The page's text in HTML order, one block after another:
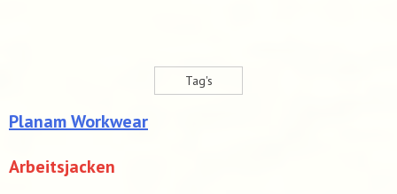
Tag's
Planam Workwear
Arbeitsjacken